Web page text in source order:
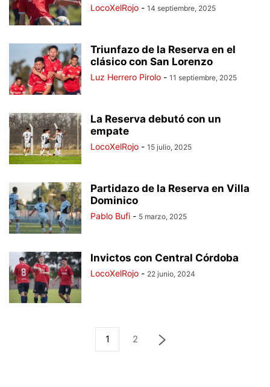
LocoXelRojo - 14 septiembre, 2025
Triunfazo de la Reserva en el
clásico con San Lorenzo
Luz Herrero Pirolo - 11 septiembre, 2025
La Reserva debutó con un
empate
LocoXelRojo - 15 julio, 2025
Partidazo de la Reserva en Villa
Dominico
Pablo Bufi - 5 marzo, 2025
Invictos con Central Córdoba
LocoXelRojo - 22 junio, 2024
1 2